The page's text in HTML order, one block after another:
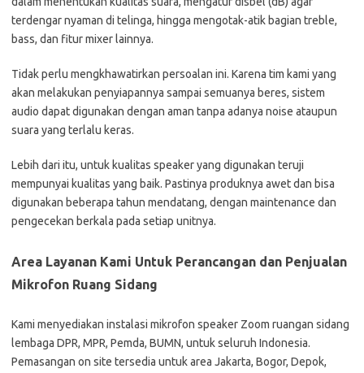
terdengar nyaman di telinga, hingga mengotak-atik bagian treble,
bass, dan fitur mixer lainnya.
Tidak perlu mengkhawatirkan persoalan ini. Karena tim kami yang
akan melakukan penyiapannya sampai semuanya beres, sistem
audio dapat digunakan dengan aman tanpa adanya noise ataupun
suara yang terlalu keras.
Lebih dari itu, untuk kualitas speaker yang digunakan teruji
mempunyai kualitas yang baik. Pastinya produknya awet dan bisa
digunakan beberapa tahun mendatang, dengan maintenance dan
pengecekan berkala pada setiap unitnya.
Area Layanan Kami Untuk Perancangan dan Penjualan
Mikrofon Ruang Sidang
Kami menyediakan instalasi mikrofon speaker Zoom ruangan sidang
lembaga DPR, MPR, Pemda, BUMN, untuk seluruh Indonesia.
Pemasangan on site tersedia untuk area Jakarta, Bogor, Depok,